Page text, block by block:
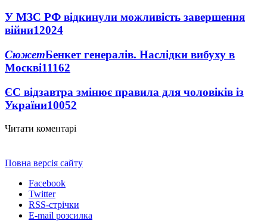
У МЗС РФ відкинули можливість завершення
війни12024
СюжетБенкет генералів. Наслідки вибуху в
Москві11162
ЄС відзавтра змінює правила для чоловіків із
України10052
Читати коментарі
Повна версія сайту
Facebook
Twitter
RSS-стрічки
E-mail розсилка